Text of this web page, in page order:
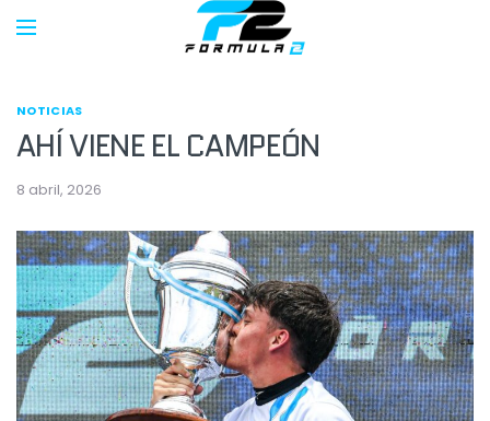
NOTICIAS
AHÍ VIENE EL CAMPEÓN
8 abril, 2026